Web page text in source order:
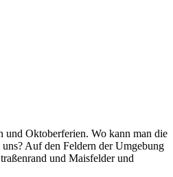
und Oktoberferien. Wo kann man die
Auf den Feldern der Umgebung
und Maisfelder und